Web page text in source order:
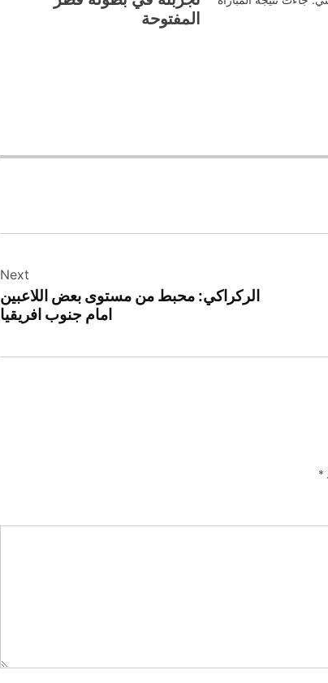
المفتوحة
Next
الركراكي: محبط من مستوى بعض اللاعبين
امام جنوب افريقيا
*